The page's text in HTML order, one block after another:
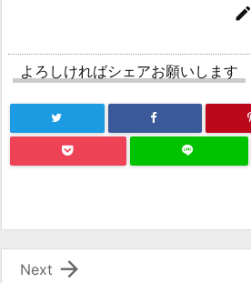

よろしければシェアお願いします

Next